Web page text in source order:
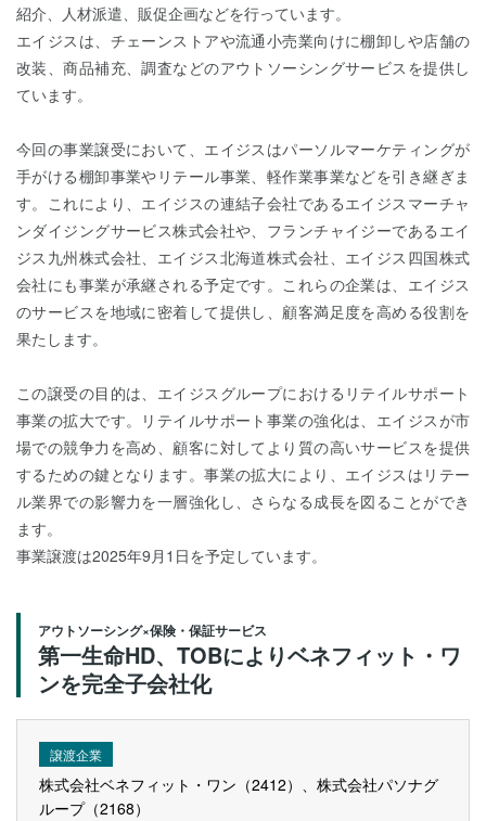
紹介、人材派遣、販促企画などを行っています。
エイジスは、チェーンストアや流通小売業向けに棚卸しや店舗の
改装、商品補充、調査などのアウトソーシングサービスを提供し
ています。
今回の事業譲受において、エイジスはパーソルマーケティングが
手がける棚卸事業やリテール事業、軽作業事業などを引き継ぎま
す。これにより、エイジスの連結子会社であるエイジスマーチャ
ンダイジングサービス株式会社や、フランチャイジーであるエイ
ジス九州株式会社、エイジス北海道株式会社、エイジス四国株式
会社にも事業が承継される予定です。これらの企業は、エイジス
のサービスを地域に密着して提供し、顧客満足度を高める役割を
果たします。
この譲受の目的は、エイジスグループにおけるリテイルサポート
事業の拡大です。リテイルサポート事業の強化は、エイジスが市
場での競争力を高め、顧客に対してより質の高いサービスを提供
するための鍵となります。事業の拡大により、エイジスはリテー
ル業界での影響力を一層強化し、さらなる成長を図ることができ
ます。
事業譲渡は2025年9月1日を予定しています。
アウトソーシング×保険・保証サービス
第一生命HD、TOBによりベネフィット・ワ
ンを完全子会社化
譲渡企業
株式会社ベネフィット・ワン（2412）、株式会社パソナグ
ループ（2168）